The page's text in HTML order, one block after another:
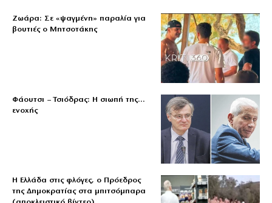
Ζωάρα: Σε «ψαγμένη» παραλία για
βουτιές ο Μητσοτάκης
Φάουτσι – Τσιόδρας: Η σιωπή της…
ενοχής
Η Ελλάδα στις φλόγες, ο Πρόεδρος
της Δημοκρατίας στα μπιτσόμπαρα